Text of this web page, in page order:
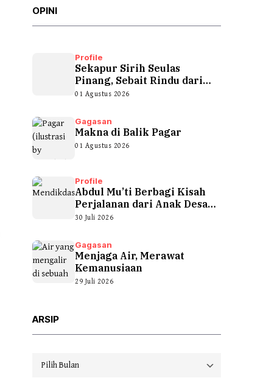
OPINI
Profile
Sekapur Sirih Seulas
Pinang, Sebait Rindu dari
Tepian Teluk
01 Agustus 2026
Gagasan
Makna di Balik Pagar
01 Agustus 2026
Profile
Abdul Mu’ti Berbagi Kisah
Perjalanan dari Anak Desa
hingga...
30 Juli 2026
Gagasan
Menjaga Air, Merawat
Kemanusiaan
29 Juli 2026
ARSIP
Arsip